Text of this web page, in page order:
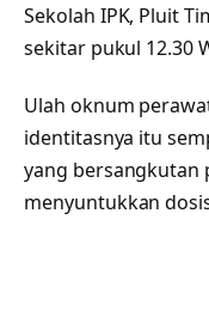
Sekolah IPK, Pluit
sekitar pukul 12.30
Ulah oknum
identitasnya itu
yang bersangkutan
menyuntukkan